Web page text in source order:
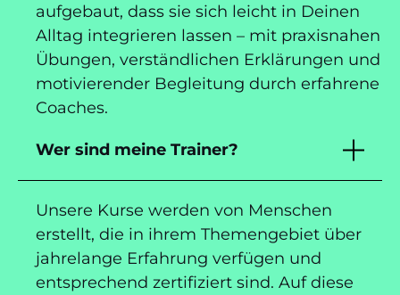
aufgebaut, dass sie sich leicht in Deinen
Alltag integrieren lassen – mit praxisnahen
Übungen, verständlichen Erklärungen und
motivierender Begleitung durch erfahrene
Coaches.
Wer sind meine Trainer?
Unsere Kurse werden von Menschen
erstellt, die in ihrem Themengebiet über
jahrelange Erfahrung verfügen und
entsprechend zertifiziert sind. Auf diese